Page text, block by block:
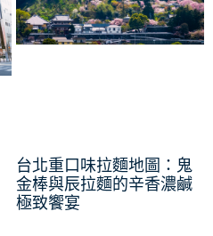
台北重口味拉麵地圖：鬼
金棒與辰拉麵的辛香濃鹹
極致饗宴